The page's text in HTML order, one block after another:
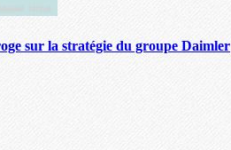
sur la stratégie du groupe Daimler